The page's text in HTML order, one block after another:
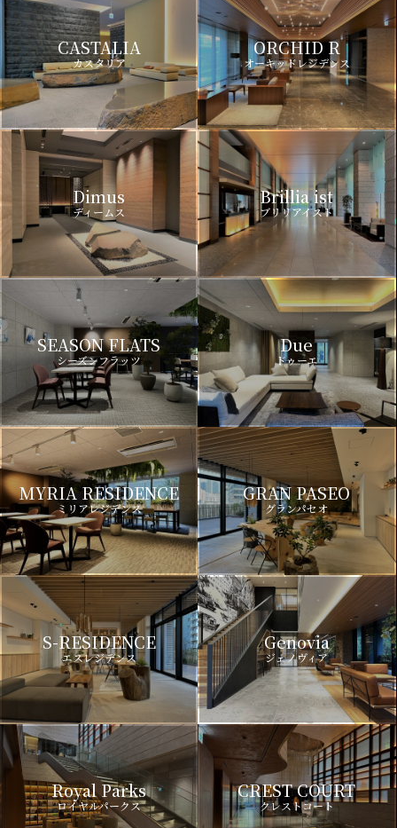
CASTALIA
カスタリア
ORCHID R
オーキッドレジデンス
Dimus
ディームス
Brillia ist
ブリリアイスト
SEASON FLATS
シーズンフラッツ
Due
ドゥーエ
MYRIA RESIDENCE
ミリアレジデンス
GRAN PASEO
グランパセオ
S-RESIDENCE
エスレジデンス
Genovia
ジェノヴィア
Royal Parks
ロイヤルパークス
CREST COURT
クレストコート